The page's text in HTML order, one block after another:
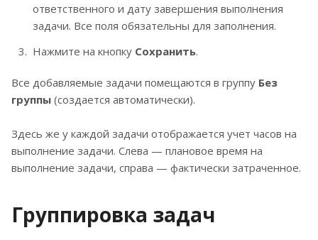
ответственного и дату завершения выполнения
задачи. Все поля обязательны для заполнения.
Нажмите на кнопку Сохранить.
Все добавляемые задачи помещаются в группу Без
группы (создается автоматически).
Здесь же у каждой задачи отображается учет часов на
выполнение задачи. Слева — плановое время на
выполнение задачи, справа — фактически затраченное.
Группировка задач